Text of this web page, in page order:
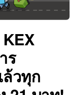
ร
วทุก